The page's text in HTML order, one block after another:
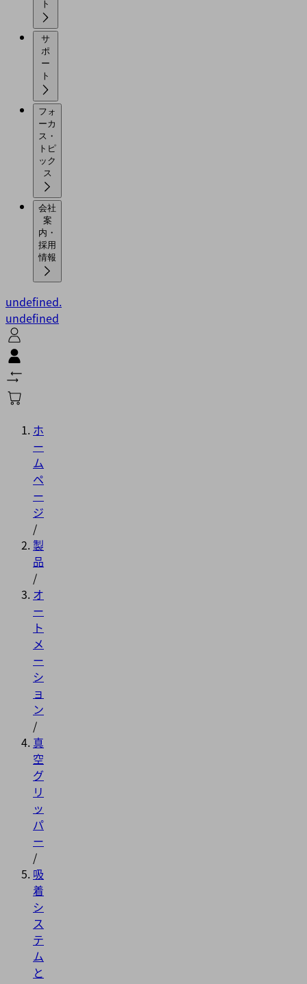
サ
ポ
ー
フォ
ーカ
ス・
トピ
ック
会社
案
内・
採用
情報
undefined.
undefined
ホ
ー
ム
ペ
ー
ジ
/
製
品
/
オ
ー
ト
メ
ー
シ
ョ
ン
/
真
空
グ
リ
ッ
パ
ー
/
吸
着
シ
ス
テ
ム
と